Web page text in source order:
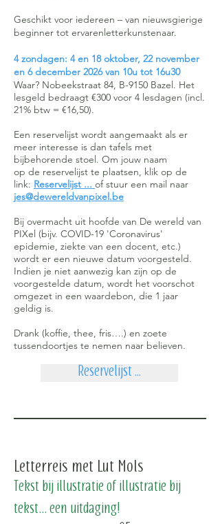
Geschikt voor iedereen – van nieuwsgierige
beginner tot ervarenletterkunstenaar.
4 zondagen: 4 en 18 oktober, 22 november
en 6 december 2026 van 10u tot 16u30
Waar? Nobeekstraat 84, B-9150 Bazel. Het
lesgeld bedraagt €300 voor 4 lesdagen (incl.
21% btw = €16,50).
Een reservelijst wordt aangemaakt als er
meer interesse is dan tafels met
bijbehorende stoel. Om jouw naam
op de reservelijst te plaatsen, klik op de
link: Reservelijst ... of stuur een mail naar
jes@dewereldvanpixel.be
Bij overmacht uit hoofde van De wereld van
PIXel (bijv. COVID-19 'Coronavirus'
epidemie, ziekte van een docent, etc.)
wordt er een nieuwe datum voorgesteld.
Indien je niet aanwezig kan zijn op de
voorgestelde datum, wordt het voorschot
omgezet in een waardebon, die 1 jaar
geldig is.
Drank (koffie, thee, fris….) en zoete
tussendoortjes te nemen naar believen.
Reservelijst ...
Letterreis met Lut Mols
Tekst bij illustratie of illustratie bij
tekst… een uitdaging!